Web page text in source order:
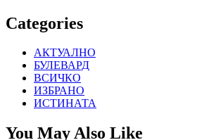
Categories
АКТУАЛНО
БУЛЕВАРД
ВСИЧКО
ИЗБРАНО
ИСТИНАТА
You May Also Like